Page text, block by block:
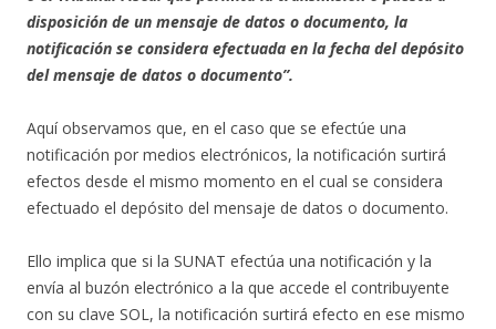
disposición de un mensaje de datos o documento, la
notificación se considera efectuada en la fecha del depósito
del mensaje de datos o documento”.
Aquí observamos que, en el caso que se efectúe una
notificación por medios electrónicos, la notificación surtirá
efectos desde el mismo momento en el cual se considera
efectuado el depósito del mensaje de datos o documento.
Ello implica que si la SUNAT efectúa una notificación y la
envía al buzón electrónico a la que accede el contribuyente
con su clave SOL, la notificación surtirá efecto en ese mismo